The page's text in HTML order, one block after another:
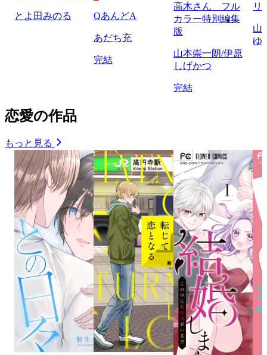
とよ田みのる QあんどA
あだち充
完結
高木さん フル
カラー特別編集
版
山本崇一朗/伊原
しげかつ
完結
リ
山
ゆ
恋愛の作品
もっと見る